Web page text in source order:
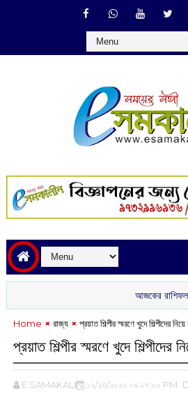
আজকের রাশিফল :‌ ‌‌৮
Home রাজ্য প্রয়াত শিল্পীর স্মরণে খুদে শিল্পীদের
প্রয়াত শিল্পীর স্মরণে খুদে শিল্পীদের
E SAMAKALIN ১২/২৩/২০২২ ০৯:২৭:০০ PM